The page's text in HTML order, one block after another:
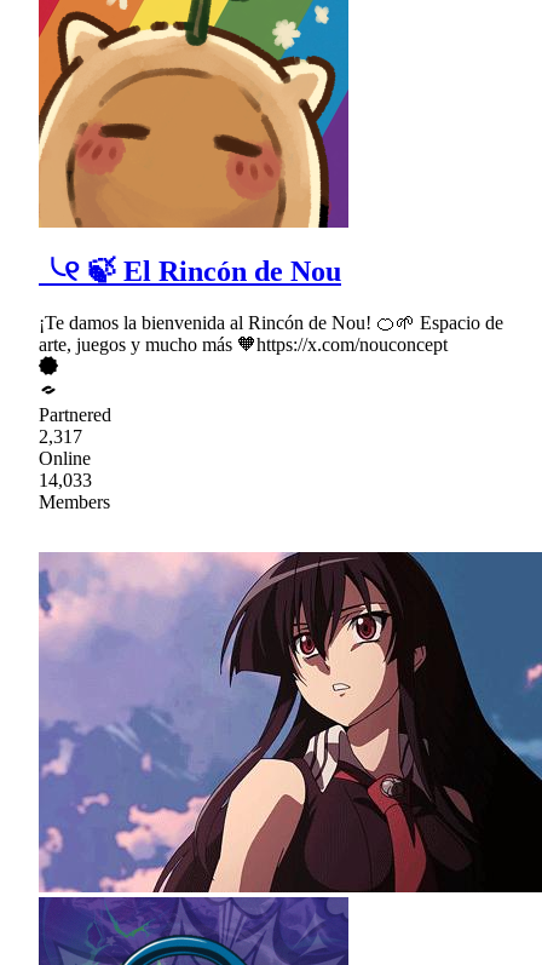
╰୧ 🍃 El Rincón de Nou
¡Te damos la bienvenida al Rincón de Nou! 🍊🌱 Espacio de
arte, juegos y mucho más 🧡https://x.com/nouconcept
Partnered
2,317
Online
14,033
Members